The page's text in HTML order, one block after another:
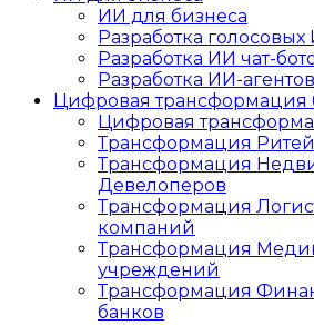
ИИ для бизнеса
Разработка
Разработка ИИ чат-
Разработка ИИ-агентов
Цифровая трансформация
Цифровая
Трансформация
Трансформация
Девелоперов
Трансформация
компаний
Трансформация
учреждений
Трансформация
банков